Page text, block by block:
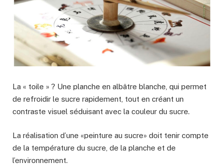
La « toile » ? Une planche en albâtre blanche, qui permet
de refroidir le sucre rapidement, tout en créant un
contraste visuel séduisant avec la couleur du sucre.
La réalisation d’une «peinture au sucre» doit tenir compte
de la température du sucre, de la planche et de
l’environnement.